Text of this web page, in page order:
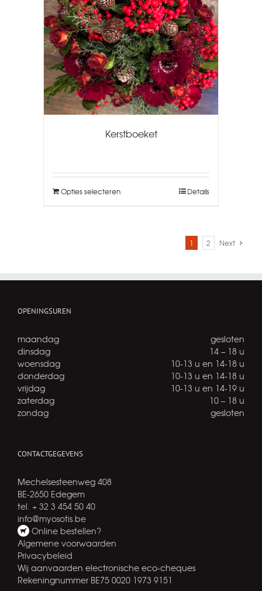
Kerstboeket
Opties selecteren Details
1 2 Next
OPENINGSUREN
maandag
gesloten
dinsdag
14 – 18 u
woensdag
10-13 u en 14-18 u
donderdag
10-13 u en 14-18 u
vrijdag
10-13 u en 14-19 u
zaterdag
10 – 18 u
zondag
gesloten
CONTACTGEGEVENS
Mechelsesteenweg 408
BE-2650 Edegem
tel. + 32 3 454 50 40
info@myosotis.be
Online bestellen?
Algemene voorwaarden
Privacybeleid
Wij aanvaarden electronische eco-cheques
Rekeningnummer BE75 0020 1973 9151